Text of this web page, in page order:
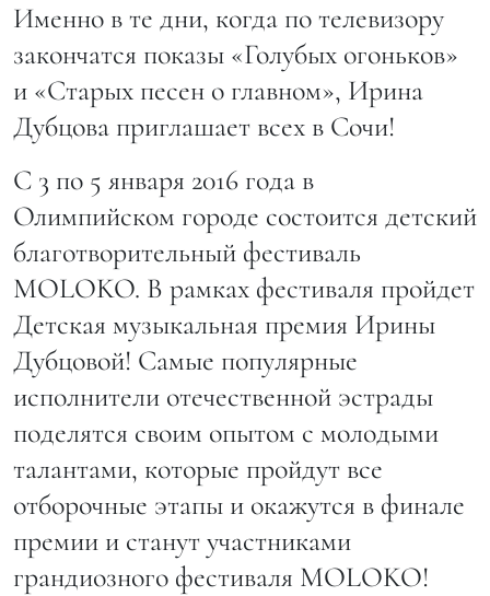
Именно в те дни, когда по телевизору
закончатся показы «Голубых огоньков»
и «Старых песен о главном», Ирина
Дубцова приглашает всех в Сочи!
С 3 по 5 января 2016 года в
Олимпийском городе состоится детский
благотворительный фестиваль
MOLOKO. В рамках фестиваля пройдет
Детская музыкальная премия Ирины
Дубцовой! Самые популярные
исполнители отечественной эстрады
поделятся своим опытом с молодыми
талантами, которые пройдут все
отборочные этапы и окажутся в финале
премии и станут участниками
грандиозного фестиваля MOLOKO!